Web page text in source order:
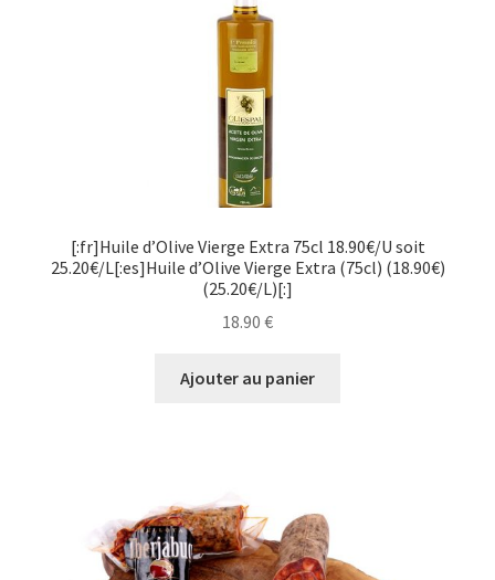
[:fr]Huile d’Olive Vierge Extra 75cl 18.90€/U soit
25.20€/L[:es]Huile d’Olive Vierge Extra (75cl) (18.90€)
(25.20€/L)[:]
18.90 €
Ajouter au panier